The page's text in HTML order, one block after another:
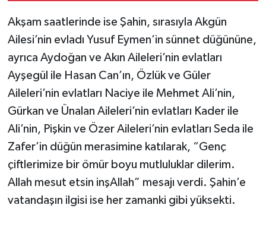
Akşam saatlerinde ise Şahin, sırasıyla Akgün
Ailesi’nin evladı Yusuf Eymen’in sünnet düğününe,
ayrıca Aydoğan ve Akın Aileleri’nin evlatları
Ayşegül ile Hasan Can’ın, Özlük ve Güler
Aileleri’nin evlatları Naciye ile Mehmet Ali’nin,
Gürkan ve Ünalan Aileleri’nin evlatları Kader ile
Ali’nin, Pişkin ve Özer Aileleri’nin evlatları Seda ile
Zafer’in düğün merasimine katılarak, “Genç
çiftlerimize bir ömür boyu mutluluklar dilerim.
Allah mesut etsin inşAllah” mesajı verdi. Şahin’e
vatandaşın ilgisi ise her zamanki gibi yüksekti.